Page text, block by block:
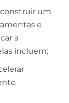
um
e
a
incluem: